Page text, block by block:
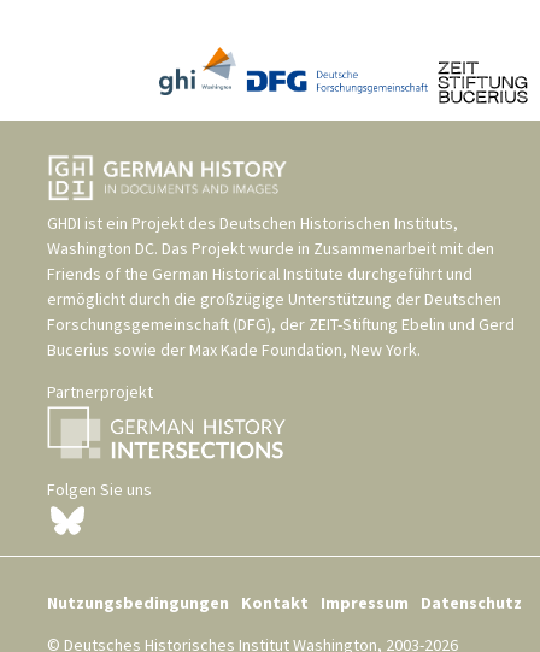
GHDI ist ein Projekt des Deutschen Historischen Instituts,
Washington DC. Das Projekt wurde in Zusammenarbeit mit den
Friends of the German Historical Institute durchgeführt und
ermöglicht durch die großzügige Unterstützung der Deutschen
Forschungsgemeinschaft (DFG), der ZEIT-Stiftung Ebelin und Gerd
Bucerius sowie der Max Kade Foundation, New York.
Partnerprojekt
Folgen Sie uns
Nutzungsbedingungen Kontakt Impressum
Datenschutz
© Deutsches Historisches Institut Washington, 2003-2026